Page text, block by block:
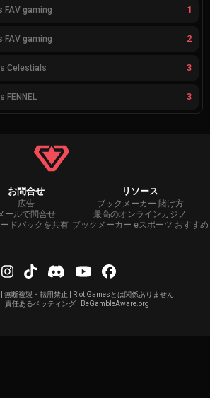
FAV gaming 1
FAV gaming 2
Celestials 3
FENNEL 3
お問合せ
広告
ールで問合せ
ドバックを共有
リソース
ブックメーカー 賭け方
最高のオンラインカジノ
ブックメーカー eスポーツ おすすめ
無断複製・転用禁止 | Riot Gamesとは関係ありません
責任あるベッティング | BeGambleAware.org